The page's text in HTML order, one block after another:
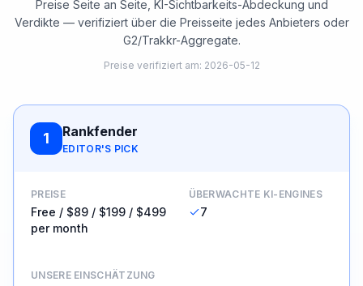
Preise Seite an Seite, KI-Sichtbarkeits-Abdeckung und
Verdikte — verifiziert über die Preisseite jedes Anbieters oder
G2/Trakkr-Aggregate.
Preise verifiziert am: 2026-05-12
1 Rankfender
EDITOR'S PICK
PREISE
Free / $89 / $199 / $499
per month
ÜBERWACHTE KI-ENGINES
7
UNSERE EINSCHÄTZUNG